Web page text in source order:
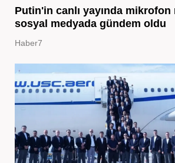
Putin'in canlı yayında mikrofon
sosyal medyada gündem oldu
Haber7